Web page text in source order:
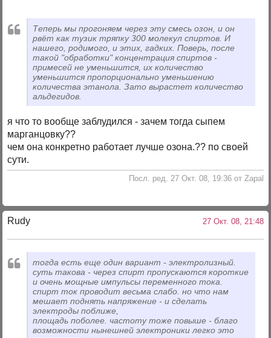
Теперь мы прогоняем через эту смесь озон, и он
рвёт как тузик тряпку 300 молекул спиртов. И
нашего, родимого, и этих, гадких. Поверь, после
такой "обработки" концентрация спиртов -
примесей не уменьшится, их количество
уменьшится пропорционально уменьшению
количества этанола. Зато вырастет количество
альдегидов.
я что то вообще заблудился - зачем тогда сыпем
марганцовку??
чем она конкретно работает лучше озона.?? по своей
сути.
Посл. ред. 27 Окт. 08, 19:36 от Zapal
Rudy 27 Окт. 08, 21:48
тогда есть еще один вариант - электролизный.
суть такова - через спирт пропускаются короткие
и очень мощные импульсы переменного тока.
спирт ток проводит весьма слабо. но что нам
мешает поднять напряжение - и сделать
электроды поближе,
площадь поболее. частоту тоже повыше - благо
возможности нынешней электроники легко это